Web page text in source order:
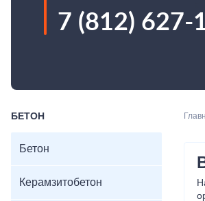
7 (812) 627-
БЕТОН
Бетон
Керамзитобетон